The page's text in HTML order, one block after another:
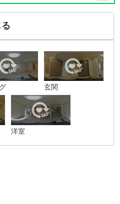
玄関
洋室